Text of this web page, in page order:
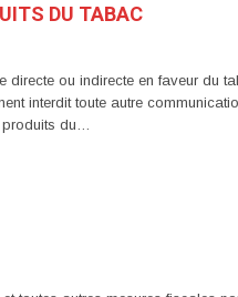
DU TABAC
ou indirecte en faveur du
interdit toute autre
du…